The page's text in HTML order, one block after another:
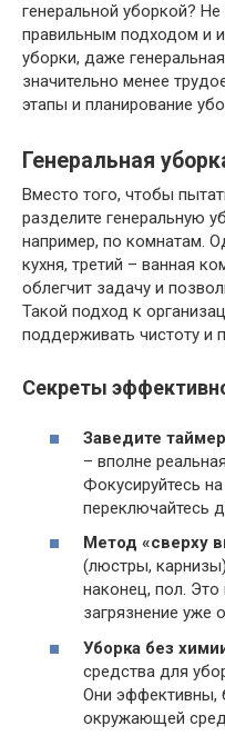
генеральной уборкой?
правильным подходом и
уборки, даже
значительно менее
этапы и планирование
Генеральная
Вместо того, чтобы
разделите генеральную
например, по комнатам.
кухня, третий – ванная
облегчит задачу и
Такой подход к
поддерживать чистоту и
Секреты
Заведите
– вполне
Фокусируйтесь
переключайтесь
Метод «сверху
(люстры,
наконец, пол. Это
загрязнение уже
Уборка без
средства для
Они эффективны,
окружающей